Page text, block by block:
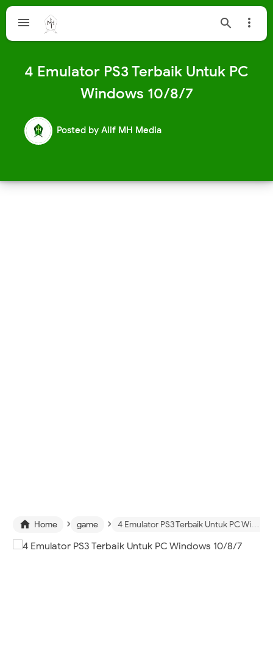
  
4 Emulator PS3 Terbaik Untuk PC
Windows 10/8/7
Posted by Alif MH Media
 Home › game › 4 Emulator PS3 Terbaik Untuk PC Windows 10/8/7